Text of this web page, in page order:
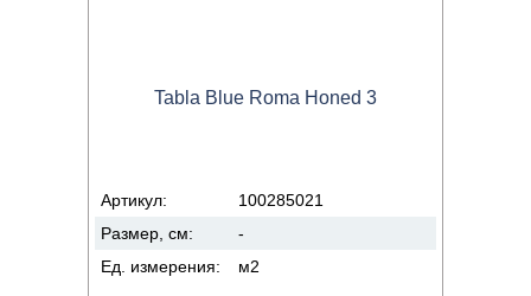
Tabla Blue Roma Honed 3
Артикул:
100285021
Размер, см:
-
Ед. измерения:
м2